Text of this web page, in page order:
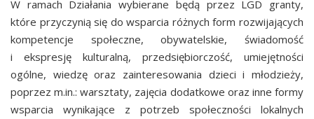
W ramach Działania wybierane będą przez LGD granty,
które przyczynią się do wsparcia różnych form rozwijających
kompetencje społeczne, obywatelskie, świadomość
i ekspresję kulturalną, przedsiębiorczość, umiejętności
ogólne, wiedzę oraz zainteresowania dzieci i młodzieży,
poprzez m.in.: warsztaty, zajęcia dodatkowe oraz inne formy
wsparcia wynikające z potrzeb społeczności lokalnych